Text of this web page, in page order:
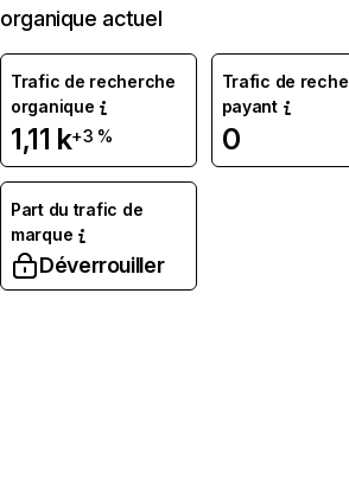
organique actuel
Trafic de recherche
organique
1,11 k+3 %
Trafic de
payant
0
Part du trafic de
marque
Déverrouiller